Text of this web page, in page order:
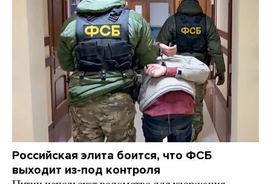
Российская элита боится, что ФСБ
выходит из-под контроля